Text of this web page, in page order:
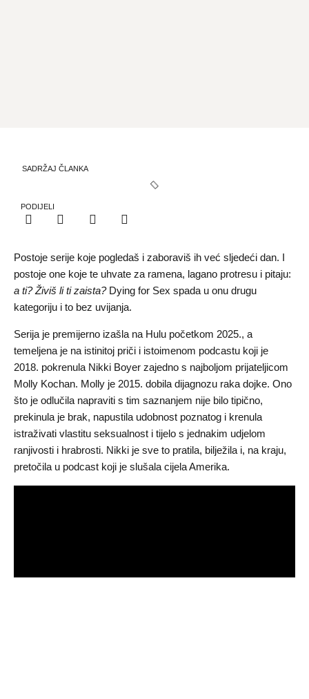
SADRŽAJ ČLANKA
PODIJELI
Postoje serije koje pogledaš i zaboraviš ih već sljedeći dan. I
postoje one koje te uhvate za ramena, lagano protresu i pitaju:
a ti? Živiš li ti zaista?Dying for Sex spada u onu drugu
kategoriju i to bez uvijanja.
Serija je premijerno izašla na Hulu početkom 2025., a
temeljena je na istinitoj priči i istoimenom podcastu koji je
2018. pokrenula Nikki Boyer zajedno s najboljom prijateljicom
Molly Kochan. Molly je 2015. dobila dijagnozu raka dojke. Ono
što je odlučila napraviti s tim saznanjem nije bilo tipično,
prekinula je brak, napustila udobnost poznatog i krenula
istraživati vlastitu seksualnost i tijelo s jednakim udjelom
ranjivosti i hrabrosti. Nikki je sve to pratila, bilježila i, na kraju,
pretočila u podcast koji je slušala cijela Amerika.